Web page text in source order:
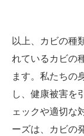
以上、カビの種
れているカビの
ます。私たちの
し、健康被害を
ェックや適切な
ーズは、カビの